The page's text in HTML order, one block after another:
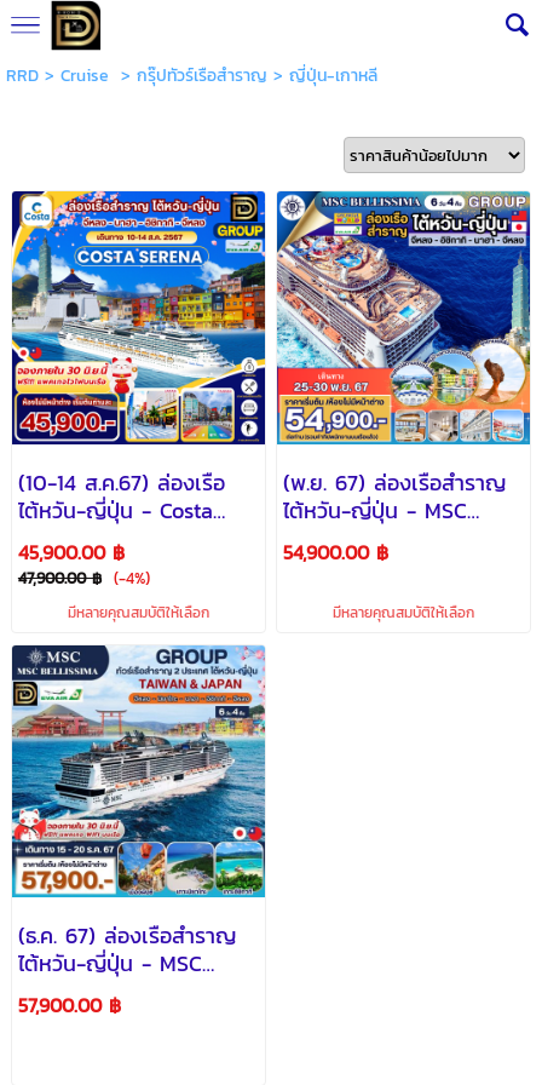
RRD> Cruise > กรุ๊ปทัวร์เรือสำราญ > ญี่ปุ่น-เกาหลี
(10-14 ส.ค.67) ล่องเรือ
ไต้หวัน-ญี่ปุ่น - Costa
Serena
45,900.00 ฿
47,900.00 ฿ (-4%)
มีหลายคุณสมบัติให้เลือก
(พ.ย. 67) ล่องเรือสำราญ
ไต้หวัน-ญี่ปุ่น - MSC
Bellisima
54,900.00 ฿
มีหลายคุณสมบัติให้เลือก
(ธ.ค. 67) ล่องเรือสำราญ
ไต้หวัน-ญี่ปุ่น - MSC
Bellisima
57,900.00 ฿